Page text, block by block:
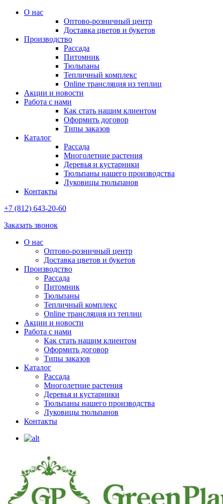
О нас
Оптово-розничный центр
Доставка цветов и букетов
Производство
Рассада
Питомник
Тюльпаны
Тепличный комплекс
Online трансляция из теплиц
Акции и новости
Работа с нами
Как стать нашим клиентом
Оформить договор
Типы заказов
Каталог
Рассада
Многолетние растения
Деревья и кустарники
Тюльпаны нашего производства
Луковицы тюльпанов
Контакты
+7 (812) 643-20-60
Заказать звонок
О нас
Оптово-розничный центр
Доставка цветов и букетов
Производство
Рассада
Питомник
Тюльпаны
Тепличный комплекс
Online трансляция из теплиц
Акции и новости
Работа с нами
Как стать нашим клиентом
Оформить договор
Типы заказов
Каталог
Рассада
Многолетние растения
Деревья и кустарники
Тюльпаны нашего производства
Луковицы тюльпанов
Контакты